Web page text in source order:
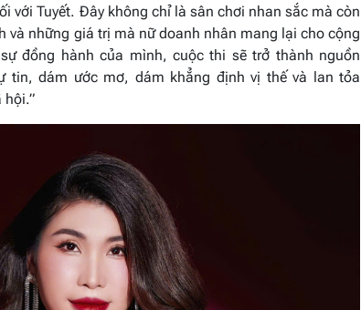
với Tuyết. Đây không chỉ là sân chơi nhan sắc mà còn
và những giá trị mà nữ doanh nhân mang lại cho cộng
đồng hành của mình, cuộc thi sẽ trở thành nguồn
tin, dám ước mơ, dám khẳng định vị thế và lan tỏa
hội.”